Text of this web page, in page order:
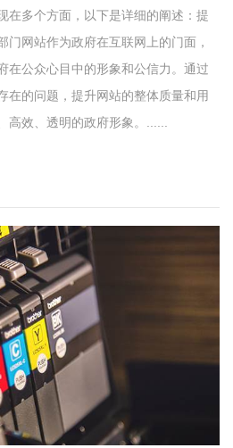
在多个方面，以下是详细的阐述：提
门网站作为政府在互联网上的门面，
在公众心目中的形象和公信力。通过
在的问题，提升网站的整体质量和用
高效、透明的政府形象。......